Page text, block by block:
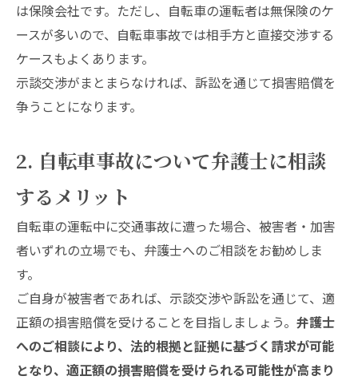
は保険会社です。ただし、自転車の運転者は無保険のケ
ースが多いので、自転車事故では相手方と直接交渉する
ケースもよくあります。
示談交渉がまとまらなければ、訴訟を通じて損害賠償を
争うことになります。
2. 自転車事故について弁護士に相談
するメリット
自転車の運転中に交通事故に遭った場合、被害者・加害
者いずれの立場でも、弁護士へのご相談をお勧めしま
す。
ご自身が被害者であれば、示談交渉や訴訟を通じて、適
正額の損害賠償を受けることを目指しましょう。 弁護士
へのご相談により、法的根拠と証拠に基づく請求が可能
となり、適正額の損害賠償を受けられる可能性が高まり